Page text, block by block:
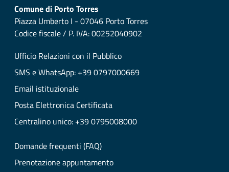
Comune di Porto Torres
Piazza Umberto I - 07046 Porto Torres
Codice fiscale / P. IVA: 00252040902
Ufficio Relazioni con il Pubblico
SMS e WhatsApp: +39 0797000669
Email istituzionale
Posta Elettronica Certificata
Centralino unico: +39 0795008000
Domande frequenti (FAQ)
Prenotazione appuntamento